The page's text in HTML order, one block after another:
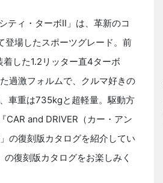
ィ・ターボII」は、革新のコ
登場したスポーツグレード。前
した1.2リッター直4ターボ
過激フォルムで、クルマ好きの
車重は735kgと超軽量。駆動方
and DRIVER（カー・アン
の復刻版カタログを紹介してい
復刻版カタログをお楽しみく